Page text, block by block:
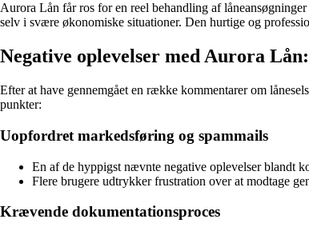
Aurora Lån får ros for en reel behandling af
selv i svære økonomiske situationer. Den hurtige og
Negative oplevelser med Aurora
Efter at have gennemgået en række kommentarer om
punkter:
Uopfordret markedsføring og spammails
En af de hyppigst nævnte negative oplevelser blandt
Flere brugere udtrykker frustration over at modtage
Krævende dokumentationsproces